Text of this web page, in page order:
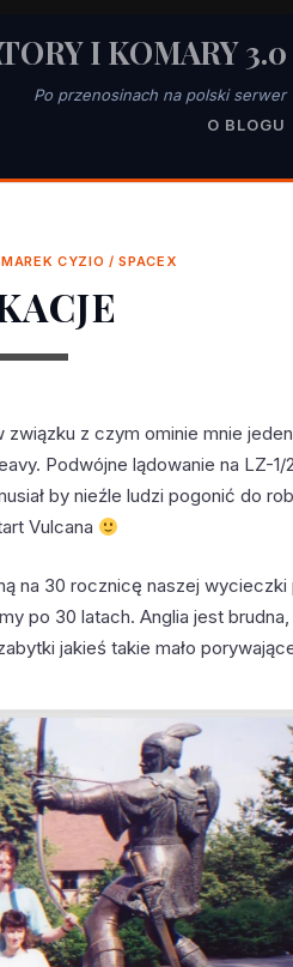
I KOMARY 3.0
Po przenosinach na polski serwer
O BLOGU
MAREK CYZIO /SPACEX
z czym ominie mnie
Podwójne lądowanie na LZ-1/
by nieźle ludzi pogonić do
Vulcana
na 30 rocznicę naszej wycieczki
po 30 latach. Anglia jest brudna,
jakieś takie mało